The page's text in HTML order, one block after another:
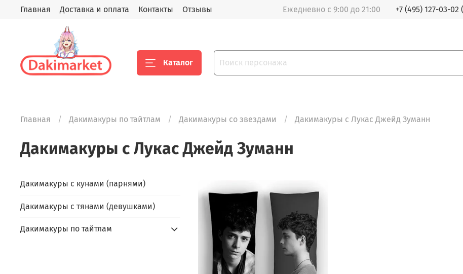
Главная Доставка и оплата Контакты Отзывы Ежедневно с 9:00 до 21:00 +7 (495) 127-03-02
Каталог
Главная Дакимакуры по тайтлам Дакимакуры со звездами Дакимакуры с Лукас Джейд Зуманн
Дакимакуры с Лукас Джейд Зуманн
Дакимакуры с кунами (парнями)
Дакимакуры с тянами (девушками)
Дакимакуры по тайтлам